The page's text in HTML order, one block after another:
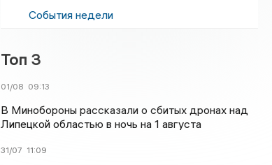
События недели
Топ 3
01/08 09:13
В Минобороны рассказали о сбитых дронах над
Липецкой областью в ночь на 1 августа
31/07 11:09